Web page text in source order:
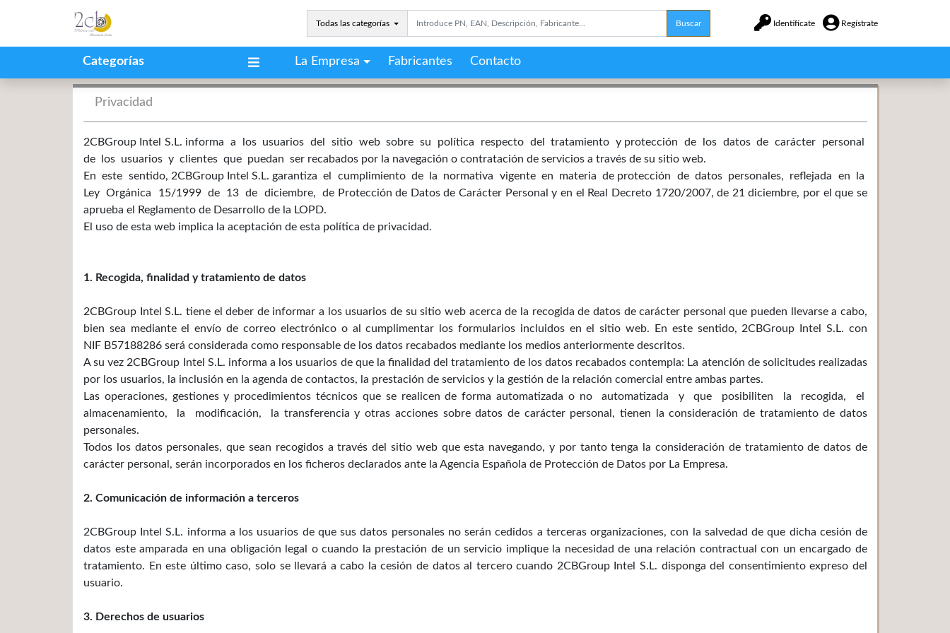
Todas las categorías Buscar Identifícate Regístrate
Categorías La Empresa Fabricantes Contacto
Privacidad
2CBGroup Intel S.L. informa a los usuarios del sitio web sobre su política respecto del tratamiento y protección de los datos de carácter personal
de los usuarios y clientes que puedan ser recabados por la navegación o contratación de servicios a través de su sitio web.
En este sentido, 2CBGroup Intel S.L. garantiza el cumplimiento de la normativa vigente en materia de protección de datos personales, reflejada en la
Ley Orgánica 15/1999 de 13 de diciembre, de Protección de Datos de Carácter Personal y en el Real Decreto 1720/2007, de 21 diciembre, por el que se
aprueba el Reglamento de Desarrollo de la LOPD.
El uso de esta web implica la aceptación de esta política de privacidad.
1. Recogida, finalidad y tratamiento de datos
2CBGroup Intel S.L. tiene el deber de informar a los usuarios de su sitio web acerca de la recogida de datos de carácter personal que pueden llevarse a cabo,
bien sea mediante el envío de correo electrónico o al cumplimentar los formularios incluidos en el sitio web. En este sentido, 2CBGroup Intel S.L. con
NIF B57188286 será considerada como responsable de los datos recabados mediante los medios anteriormente descritos.
A su vez 2CBGroup Intel S.L. informa a los usuarios de que la finalidad del tratamiento de los datos recabados contempla: La atención de solicitudes realizadas
por los usuarios, la inclusión en la agenda de contactos, la prestación de servicios y la gestión de la relación comercial entre ambas partes.
Las operaciones, gestiones y procedimientos técnicos que se realicen de forma automatizada o no automatizada y que posibiliten la recogida, el
almacenamiento, la modificación, la transferencia y otras acciones sobre datos de carácter personal, tienen la consideración de tratamiento de datos
personales.
Todos los datos personales, que sean recogidos a través del sitio web que esta navegando, y por tanto tenga la consideración de tratamiento de datos de
carácter personal, serán incorporados en los ficheros declarados ante la Agencia Española de Protección de Datos por La Empresa.
2. Comunicación de información a terceros
2CBGroup Intel S.L. informa a los usuarios de que sus datos personales no serán cedidos a terceras organizaciones, con la salvedad de que dicha cesión de
datos este amparada en una obligación legal o cuando la prestación de un servicio implique la necesidad de una relación contractual con un encargado de
tratamiento. En este último caso, solo se llevará a cabo la cesión de datos al tercero cuando 2CBGroup Intel S.L. disponga del consentimiento expreso del
usuario.
3. Derechos de usuarios